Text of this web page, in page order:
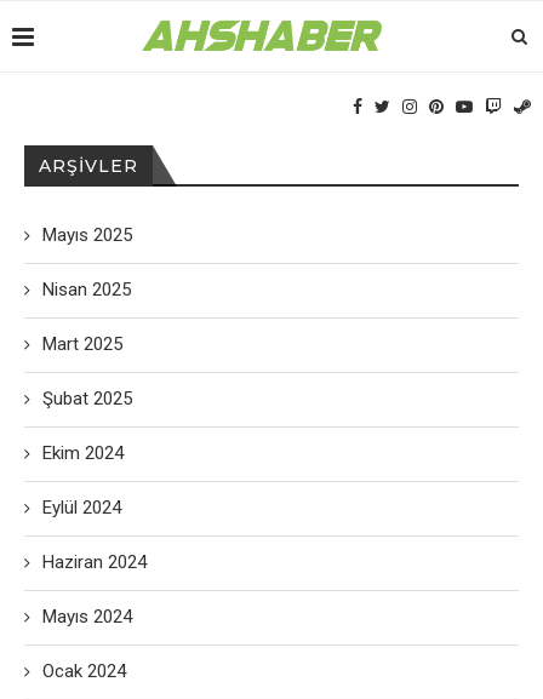
ARŞIVLER
Mayıs 2025
Nisan 2025
Mart 2025
Şubat 2025
Ekim 2024
Eylül 2024
Haziran 2024
Mayıs 2024
Ocak 2024